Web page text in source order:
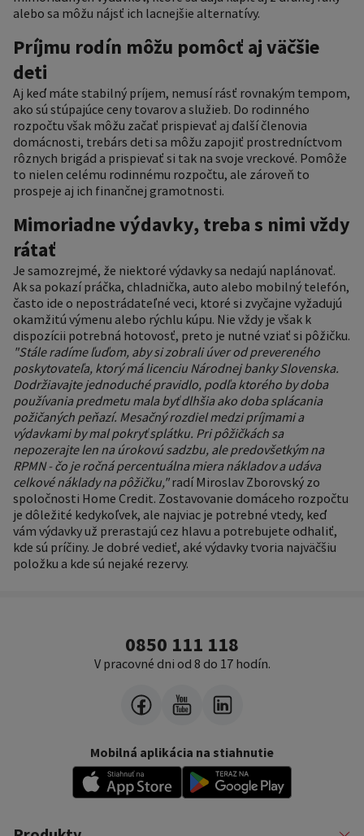
alebo sa môžu nájsť ich lacnejšie alternatívy.
Príjmu rodín môžu pomôcť aj väčšie
deti
Aj keď máte stabilný príjem, nemusí rásť rovnakým tempom,
ako sú stúpajúce ceny tovarov a služieb. Do rodinného
rozpočtu však môžu začať prispievať aj ďalší členovia
domácnosti, trebárs deti sa môžu zapojiť prostredníctvom
rôznych brigád a prispievať si tak na svoje vreckové. Pomôže
to nielen celému rodinnému rozpočtu, ale zároveň to
prospeje aj ich finančnej gramotnosti.
Mimoriadne výdavky, treba s nimi vždy
rátať
Je samozrejmé, že niektoré výdavky sa nedajú naplánovať.
Ak sa pokazí práčka, chladnička, auto alebo mobilný telefón,
často ide o nepostrádateľné veci, ktoré si zvyčajne vyžadujú
okamžitú výmenu alebo rýchlu kúpu. Nie vždy je však k
dispozícii potrebná hotovosť, preto je nutné vziať si pôžičku.
"Stále radíme ľuďom, aby si zobrali úver od prevereného
poskytovateľa, ktorý má licenciu Národnej banky Slovenska.
Dodržiavajte jednoduché pravidlo, podľa ktorého by doba
používania predmetu mala byť dlhšia ako doba splácania
požičaných peňazí. Mesačný rozdiel medzi príjmami a
výdavkami by mal pokryť splátku. Pri pôžičkách sa
nepozerajte len na úrokovú sadzbu, ale predovšetkým na
RPMN - čo je ročná percentuálna miera nákladov a udáva
celkové náklady na pôžičku,"radí Miroslav Zborovský zo
spoločnosti Home Credit. Zostavovanie domáceho rozpočtu
je dôležité kedykoľvek, ale najviac je potrebné vtedy, keď
vám výdavky už prerastajú cez hlavu a potrebujete odhaliť,
kde sú príčiny. Je dobré vedieť, aké výdavky tvoria najväčšiu
položku a kde sú nejaké rezervy.
0850 111 118
V pracovné dni od 8 do 17 hodín.
Mobilná aplikácia na stiahnutie